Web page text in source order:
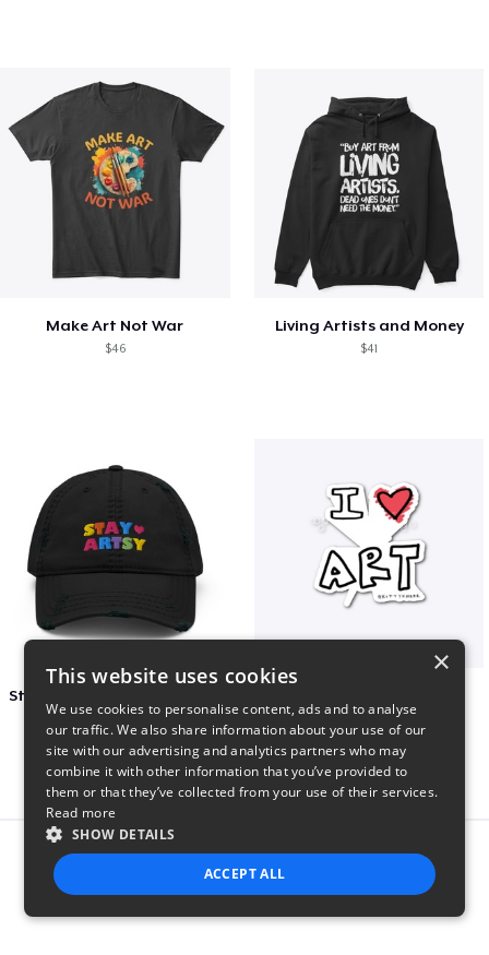
Make Art Not War
$46
Living Artists and Money
$41
Report this product
×
This website uses cookies
We use cookies to personalise content, ads and to analyse
our traffic. We also share information about your use of our
site with our advertising and analytics partners who may
combine it with other information that you’ve provided to
them or that they’ve collected from your use of their services.
Read more
SHOW DETAILS
ACCEPT ALL
STRICTLY NECESSARY PERFORMANCE